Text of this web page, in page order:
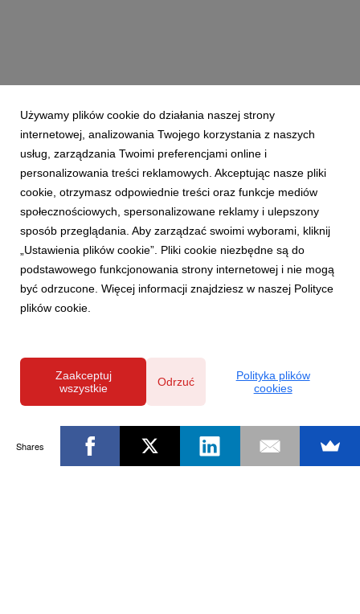
Powered by
Używamy plików cookie do działania naszej strony
internetowej, analizowania Twojego korzystania z naszych
usług, zarządzania Twoimi preferencjami online i
personalizowania treści reklamowych. Akceptując nasze pliki
cookie, otrzymasz odpowiednie treści oraz funkcje mediów
społecznościowych, spersonalizowane reklamy i ulepszony
sposób przeglądania. Aby zarządzać swoimi wyborami, kliknij
„Ustawienia plików cookie”. Pliki cookie niezbędne są do
podstawowego funkcjonowania strony internetowej i nie mogą
być odrzucone. Więcej informacji znajdziesz w naszej Polityce
plików cookie.
Zaakceptuj
wszystkie
Odrzuć
Polityka plików
cookies
Shares